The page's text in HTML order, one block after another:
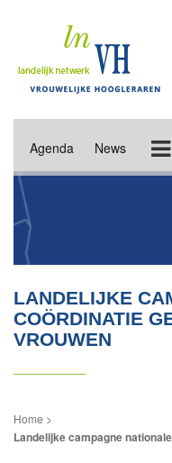
Agenda News
LANDELIJKE
COÖRDINATIE
VROUWEN
Landelijke campagne